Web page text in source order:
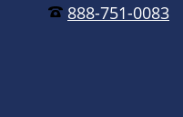
888-751-0083